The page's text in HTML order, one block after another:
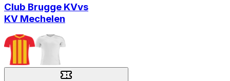
Club Brugge KVvs
KV Mechelen